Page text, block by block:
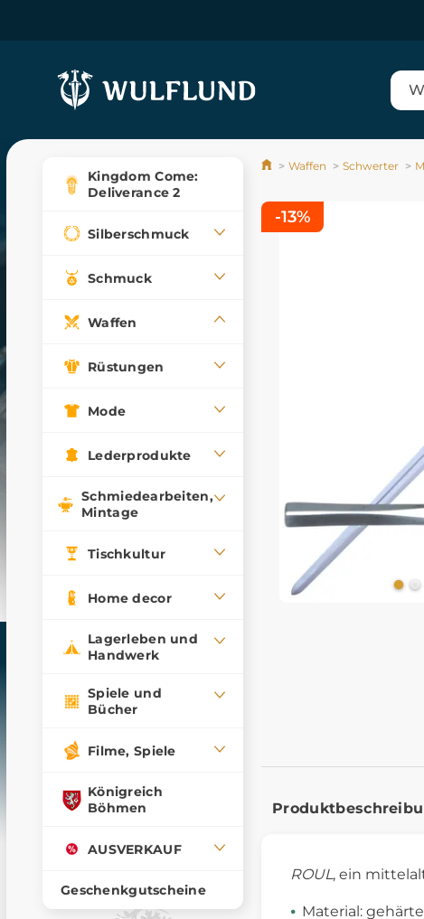
Kingdom Come:
Deliverance 2
Silberschmuck
Schmuck
Waffen
Rüstungen
Mode
Lederprodukte
Schmiedearbeiten,
Mintage
Tischkultur
Home decor
Lagerleben und
Handwerk
Spiele und
Bücher
Filme, Spiele
Königreich
Böhmen
AUSVERKAUF
Geschenkgutscheine
Waffen Schwerter
-13%
ROUL , ein
Material: